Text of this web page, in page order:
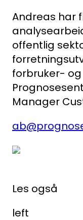
Andreas har
offentlig
forbruker- og
Manager
Les også
left